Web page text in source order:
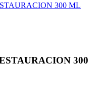
300 ML
300